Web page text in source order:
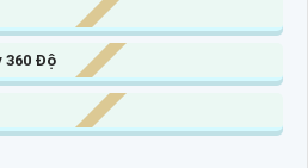
360 Độ